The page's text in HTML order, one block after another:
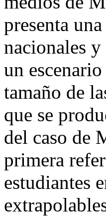
presenta
nacionales
un
tamaño de
que se
del caso de
primera
estudiantes